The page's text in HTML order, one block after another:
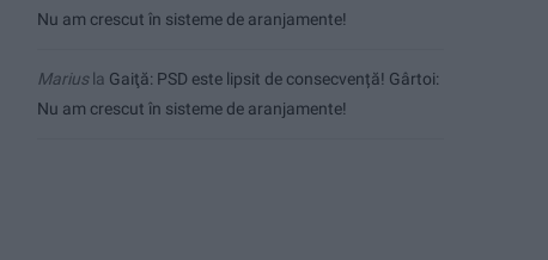
Nu am crescut în sisteme de aranjamente!
Mariusla Gaiţă: PSD este lipsit de consecvență! Gârtoi:
Nu am crescut în sisteme de aranjamente!